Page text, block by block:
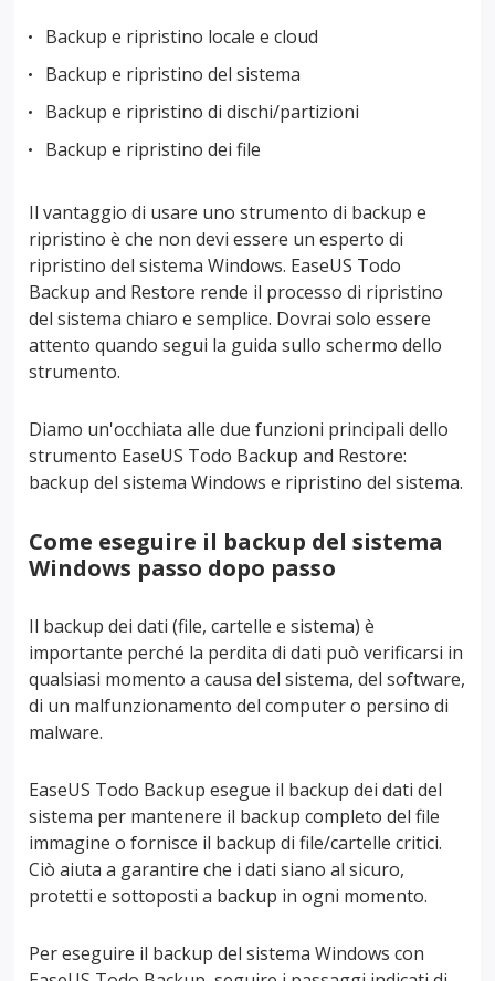
Backup e ripristino locale e cloud
Backup e ripristino del sistema
Backup e ripristino di dischi/partizioni
Backup e ripristino dei file
Il vantaggio di usare uno strumento di backup e
ripristino è che non devi essere un esperto di
ripristino del sistema Windows. EaseUS Todo
Backup and Restore rende il processo di ripristino
del sistema chiaro e semplice. Dovrai solo essere
attento quando segui la guida sullo schermo dello
strumento.
Diamo un'occhiata alle due funzioni principali dello
strumento EaseUS Todo Backup and Restore:
backup del sistema Windows e ripristino del sistema.
Come eseguire il backup del sistema
Windows passo dopo passo
Il backup dei dati (file, cartelle e sistema) è
importante perché la perdita di dati può verificarsi in
qualsiasi momento a causa del sistema, del software,
di un malfunzionamento del computer o persino di
malware.
EaseUS Todo Backup esegue il backup dei dati del
sistema per mantenere il backup completo del file
immagine o fornisce il backup di file/cartelle critici.
Ciò aiuta a garantire che i dati siano al sicuro,
protetti e sottoposti a backup in ogni momento.
Per eseguire il backup del sistema Windows con